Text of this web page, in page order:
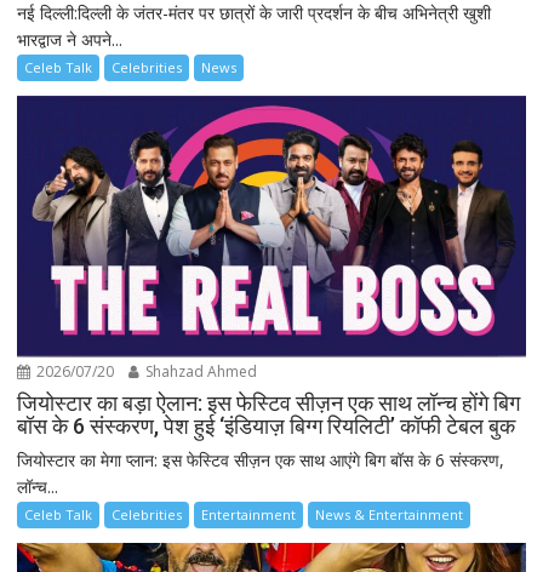
नई दिल्ली:दिल्ली के जंतर-मंतर पर छात्रों के जारी प्रदर्शन के बीच अभिनेत्री खुशी
भारद्वाज ने अपने...
Celeb Talk Celebrities News
2026/07/20 Shahzad Ahmed
जियोस्टार का बड़ा ऐलान: इस फेस्टिव सीज़न एक साथ लॉन्च होंगे बिग
बॉस के 6 संस्करण, पेश हुई ‘इंडियाज़ बिग्ग रियलिटी’ कॉफी टेबल बुक
जियोस्टार का मेगा प्लान: इस फेस्टिव सीज़न एक साथ आएंगे बिग बॉस के 6 संस्करण,
लॉन्च...
Celeb Talk Celebrities Entertainment News & Entertainment